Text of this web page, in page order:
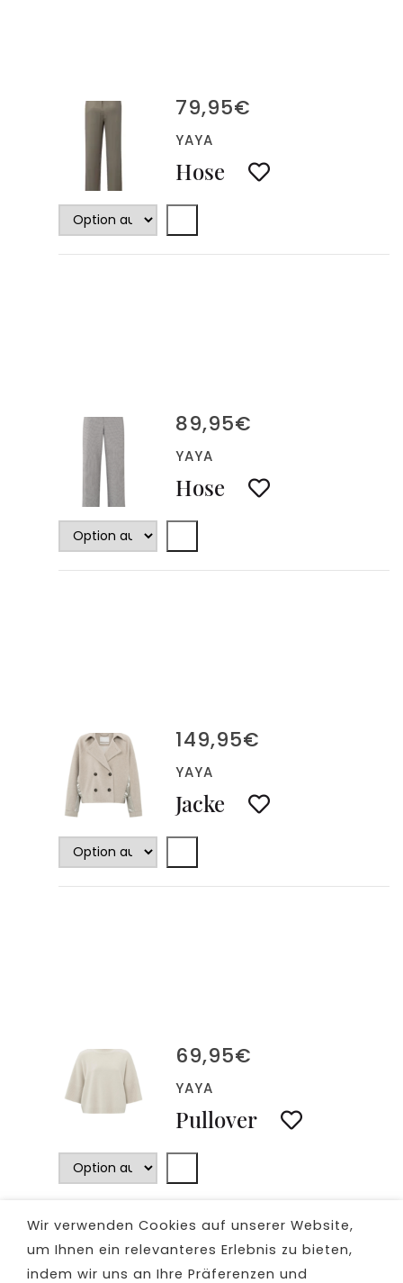
79,95€
YAYA
Hose
89,95€
YAYA
Hose
149,95€
YAYA
Jacke
69,95€
YAYA
Pullover
Wir verwenden Cookies auf unserer Website,
um Ihnen ein relevanteres Erlebnis zu bieten,
indem wir uns an Ihre Präferenzen und